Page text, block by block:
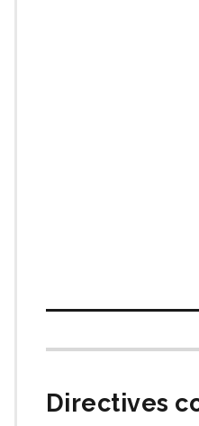
Directives